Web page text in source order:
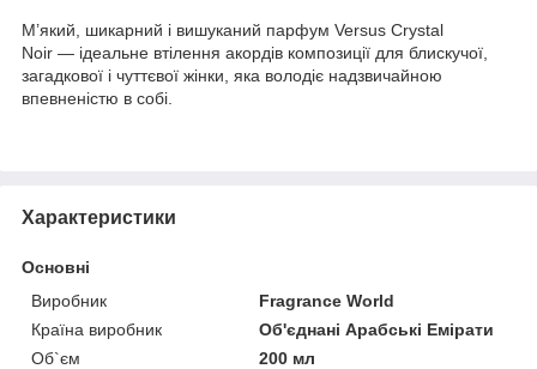
М’який, шикарний і вишуканий парфум Versus Crystal
Noir — ідеальне втілення акордів композиції для блискучої,
загадкової і чуттєвої жінки, яка володіє надзвичайною
впевненістю в собі.
Характеристики
Основні
Виробник
Fragrance World
Країна виробник
Об'єднані Арабські Емірати
Об`єм
200 мл